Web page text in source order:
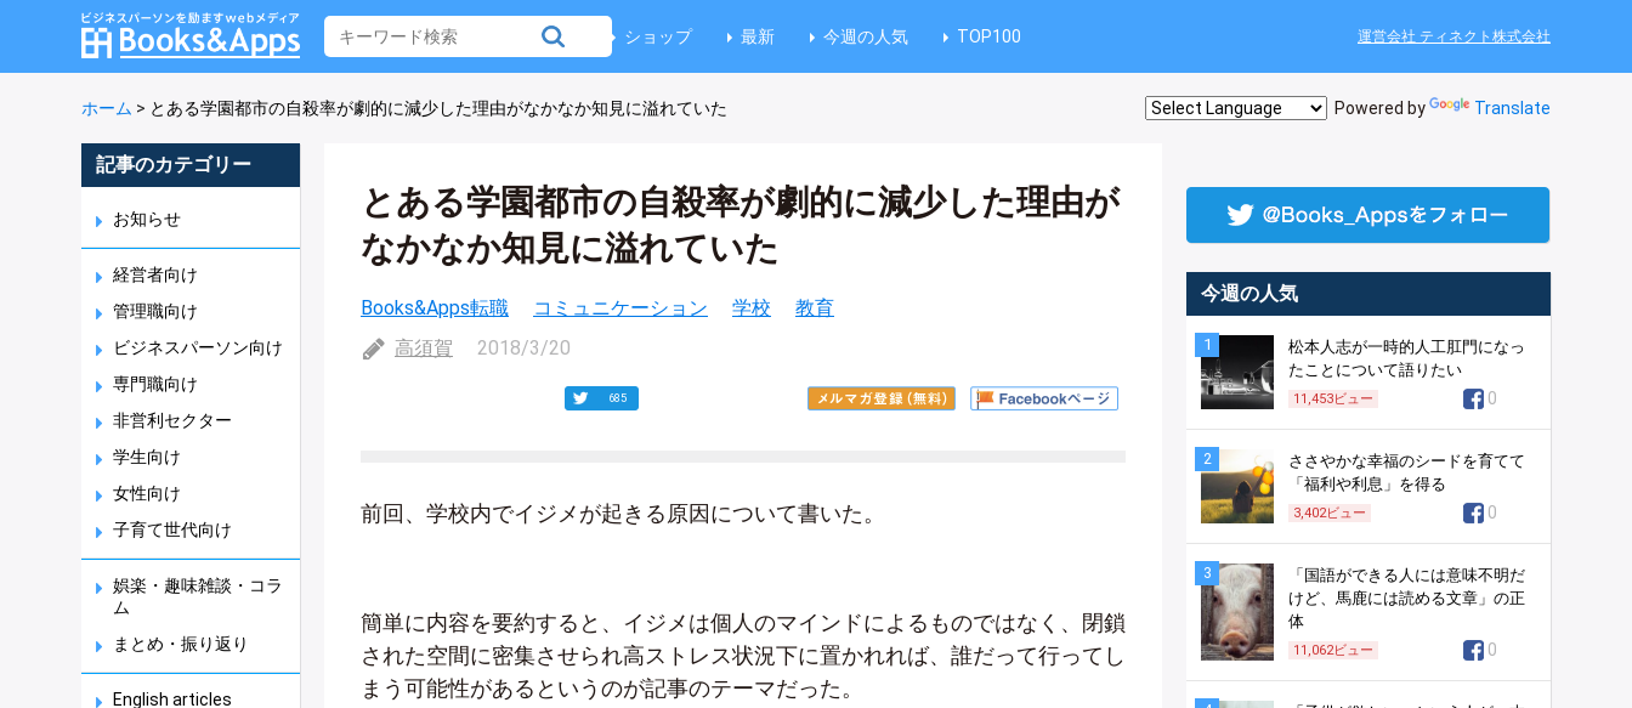
ショップ 最新 今週の人気 TOP100 運営会社 ティネクト株式会社
ホーム > とある学園都市の自殺率が劇的に減少した理由がなかなか知見に溢れていた Powered by Translate
記事のカテゴリー
お知らせ
経営者向け
管理職向け
ビジネスパーソン向け
専門職向け
非営利セクター
学生向け
女性向け
子育て世代向け
娯楽・趣味雑談・コラ
ム
まとめ・振り返り
English articles
とある学園都市の自殺率が劇的に減少した理由が
なかなか知見に溢れていた
Books&Apps転職 コミュニケーション 学校
教育
高須賀
2018/3/20
685
前回、学校内でイジメが起きる原因について書いた。
簡単に内容を要約すると、イジメは個人のマインドによるものではなく、閉鎖
された空間に密集させられ高ストレス状況下に置かれれば、誰だって行ってし
まう可能性があるというのが記事のテーマだった。
今週の人気
1
松本人志が一時的人工肛門になっ
たことについて語りたい
11,453ビュー 0
2
ささやかな幸福のシードを育てて
「福利や利息」を得る
3,402ビュー 0
3
「国語ができる人には意味不明だ
けど、馬鹿には読める文章」の正
体
11,062ビュー 0